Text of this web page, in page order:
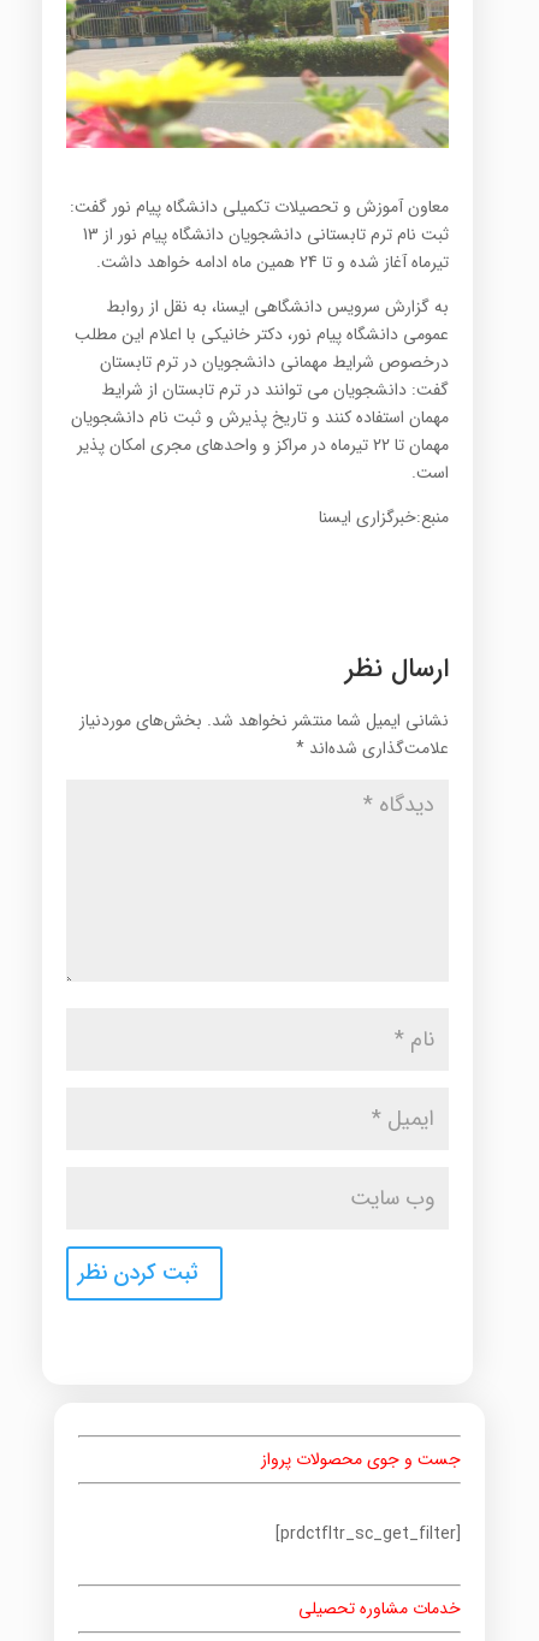
معاون آموزش و تحصیلات تکمیلی دانشگاه پیام نور گفت:
ثبت نام ترم تابستانی دانشجویان دانشگاه پیام نور از 13
تیرماه آغاز شده و تا 24 همین ماه ادامه خواهد داشت.
به گزارش سرویس دانشگاهی ایسنا، به نقل از روابط
عمومی دانشگاه پیام نور، دکتر خانیکی با اعلام این مطلب
درخصوص شرایط مهمانی دانشجویان در ترم تابستان
گفت: دانشجویان می توانند در ترم تابستان از شرایط
مهمان استفاده کنند و تاریخ پذیرش و ثبت نام دانشجویان
مهمان تا 22 تیرماه در مراکز و واحدهای مجری امکان پذیر
است.
منبع:خبرگزاری ایسنا
ارسال نظر
نشانی ایمیل شما منتشر نخواهد شد. بخش‌های موردنیاز
علامت‌گذاری شده‌اند *
جست و جوی محصولات پرواز
[prdctfltr_sc_get_filter]
خدمات مشاوره تحصیلی